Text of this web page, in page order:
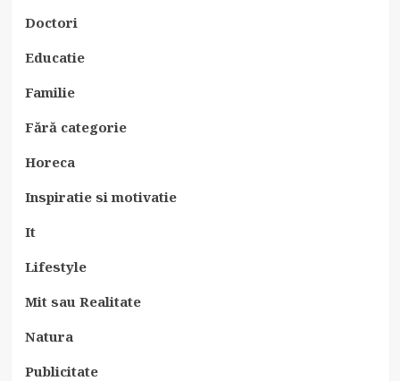
Doctori
Educatie
Familie
Fără categorie
Horeca
Inspiratie si motivatie
It
Lifestyle
Mit sau Realitate
Natura
Publicitate